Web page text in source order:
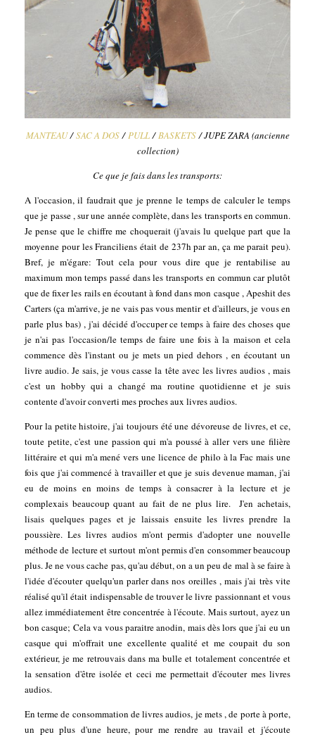
MANTEAU/SAC A DOS/ PULL/ BASKETS/ JUPE ZARA (ancienne
collection)
Ce que je fais dans les transports:
A l'occasion, il faudrait que je prenne le temps de calculer le temps
que je passe , sur une année complète, dans les transports en commun.
Je pense que le chiffre me choquerait (j'avais lu quelque part que la
moyenne pour les Franciliens était de 237h par an, ça me parait peu).
Bref, je m'égare: Tout cela pour vous dire que je rentabilise au
maximum mon temps passé dans les transports en commun car plutôt
que de fixer les rails en écoutant à fond dans mon casque , Apeshit des
Carters (ça m'arrive, je ne vais pas vous mentir et d'ailleurs, je vous en
parle plus bas) , j'ai décidé d'occuper ce temps à faire des choses que
je n'ai pas l'occasion/le temps de faire une fois à la maison et cela
commence dès l'instant ou je mets un pied dehors , en écoutant un
livre audio. Je sais, je vous casse la tête avec les livres audios , mais
c'est un hobby qui a changé ma routine quotidienne et je suis
contente d'avoir converti mes proches aux livres audios.
Pour la petite histoire, j'ai toujours été une dévoreuse de livres, et ce,
toute petite, c'est une passion qui m'a poussé à aller vers une filière
littéraire et qui m'a mené vers une licence de philo à la Fac mais une
fois que j'ai commencé à travailler et que je suis devenue maman, j'ai
eu de moins en moins de temps à consacrer à la lecture et je
complexais beaucoup quant au fait de ne plus lire. J'en achetais,
lisais quelques pages et je laissais ensuite les livres prendre la
poussière. Les livres audios m'ont permis d'adopter une nouvelle
méthode de lecture et surtout m'ont permis d'en consommer beaucoup
plus. Je ne vous cache pas, qu'au début, on a un peu de mal à se faire à
l'idée d'écouter quelqu'un parler dans nos oreilles , mais j'ai très vite
réalisé qu'il était indispensable de trouver le livre passionnant et vous
allez immédiatement être concentrée à l'écoute. Mais surtout, ayez un
bon casque; Cela va vous paraitre anodin, mais dès lors que j'ai eu un
casque qui m'offrait une excellente qualité et me coupait du son
extérieur, je me retrouvais dans ma bulle et totalement concentrée et
la sensation d'être isolée et ceci me permettait d'écouter mes livres
audios.
En terme de consommation de livres audios, je mets , de porte à porte,
un peu plus d'une heure, pour me rendre au travail et j'écoute